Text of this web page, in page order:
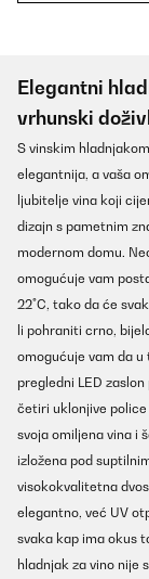
Elegantni
vrhunski
S vinskim
elegantnija, a vaša
ljubitelje vina koji
dizajn s pametnim
modernom domu.
omogućuje vam
22°C, tako da će
li pohraniti crno,
omogućuje vam da
pregledni LED
četiri uklonjive
svoja omiljena vina i
izložena pod
visokokvalitetna
elegantno, već UV
svaka kap ima okus
hladnjak za vino nije